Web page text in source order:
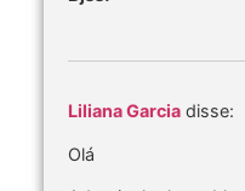
Liliana Garcia disse:
Olá